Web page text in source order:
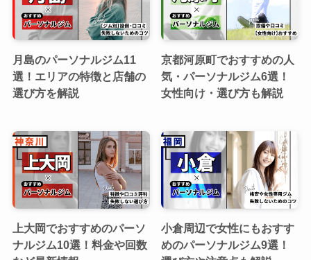
月島のパーソナルジム11
選！エリアの特徴と店舗の
選び方を解説
京都河原町でおすすめの人
気・パーソナルジム6選！
女性向け・選び方も解説
上大岡でおすすめのパーソ
ナルジム10選！料金や回数
小倉周辺で女性にもおすす
めのパーソナルジム9選！